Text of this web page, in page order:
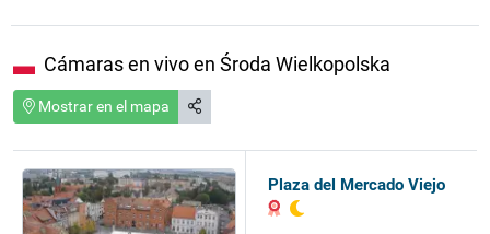
Cámaras en vivo en Środa Wielkopolska
Mostrar en el mapa
Plaza del Mercado Viejo